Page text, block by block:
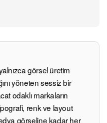
görsel üretim
yöneten sessiz bir
odaklı markaların
renk ve layout
görseline kadar her